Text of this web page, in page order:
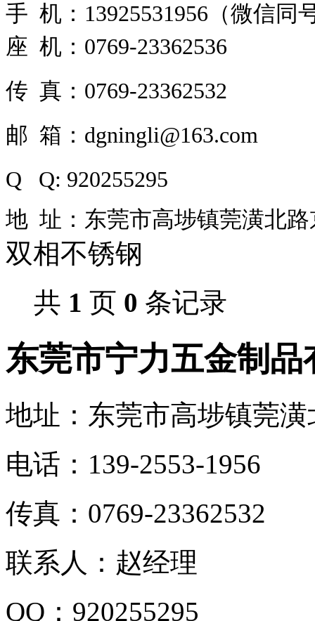
手 机：13925531956（微信同
座 机：0769-23362536
传 真：0769-23362532
邮 箱：dgningli@163.com
Q Q: 920255295
地 址：东莞市高埗镇莞潢北路
双相不锈钢
共 1 页 0 条记录
东莞市宁力五金制品
地址：东莞市高埗镇莞
电话：139-2553-1956
传真：0769-23362532
联系人：赵经理
QQ：920255295